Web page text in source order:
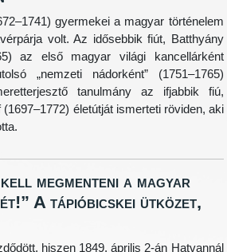
gyermekei a magyar történelem
volt. Az idősebbik fiút, Batthyány
az első magyar világi kancellárként
„nemzeti nádorként” (1751–1765)
tanulmány az ifjabbik fiú,
életútját ismerteti röviden, aki
megmenteni a magyar
A tápióbicskei ütközet,
hiszen 1849. április 2-án Hatvannál